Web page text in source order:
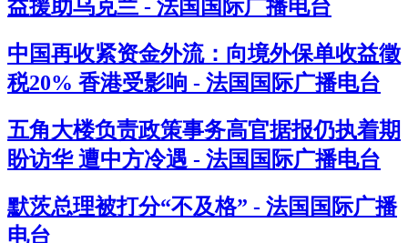
益援助乌克兰 - 法国国际广播电台
中国再收紧资金外流：向境外保单收益徵
税20% 香港受影响 - 法国国际广播电台
五角大楼负责政策事务高官据报仍执着期
盼访华 遭中方冷遇 - 法国国际广播电台
默茨总理被打分“不及格” - 法国国际广播
电台